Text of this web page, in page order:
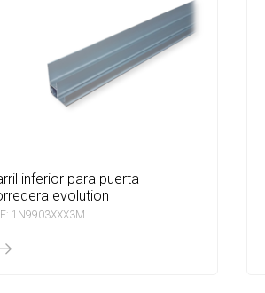
evolution
1N9903XXX3M